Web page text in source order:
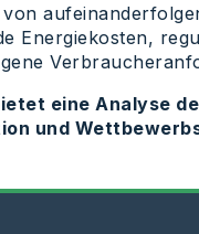
Energiekosten,
eine Analyse
und